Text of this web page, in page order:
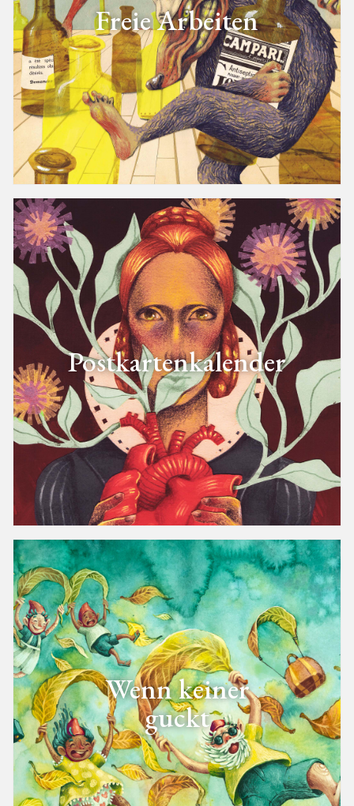
Freie Arbeiten
Postkartenkalender
Wenn keiner
guckt